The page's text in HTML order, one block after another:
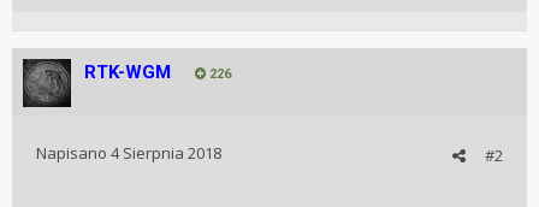
RTK-WGM 226
#2
Napisano 4 Sierpnia 2018